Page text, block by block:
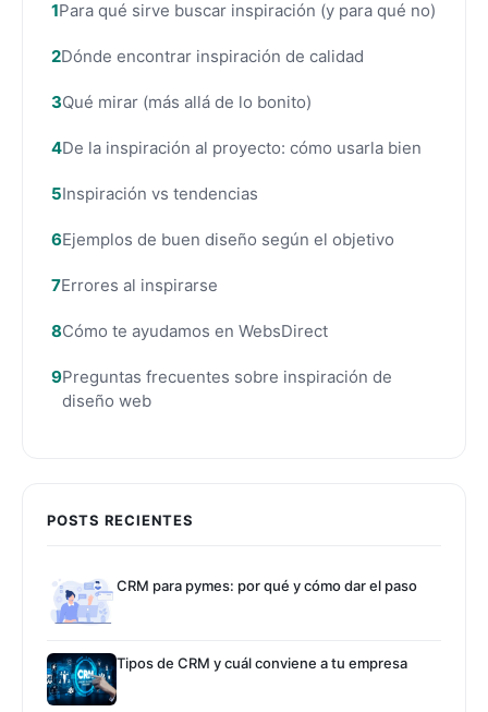
Para qué sirve buscar inspiración (y para qué no)
Dónde encontrar inspiración de calidad
Qué mirar (más allá de lo bonito)
De la inspiración al proyecto: cómo usarla bien
Inspiración vs tendencias
Ejemplos de buen diseño según el objetivo
Errores al inspirarse
Cómo te ayudamos en WebsDirect
Preguntas frecuentes sobre inspiración de
diseño web
POSTS RECIENTES
CRM para pymes: por qué y cómo dar el paso
Tipos de CRM y cuál conviene a tu empresa